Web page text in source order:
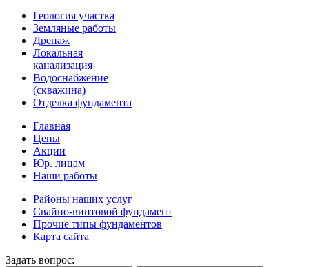
Геология участка
Земляные работы
Дренаж
Локальная
канализация
Водоснабжение
(скважина)
Отделка фундамента
Главная
Цены
Акции
Юр. лицам
Наши работы
Районы наших услуг
Свайно-винтовой фундамент
Прочие типы фундаментов
Карта сайта
Задать вопрос: